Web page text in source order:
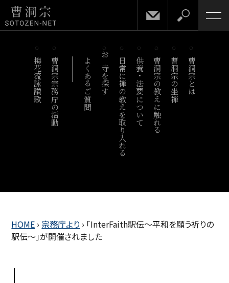
梅花流詠讃歌 曹洞宗宗務庁の活動 よくあるご質問 お寺を探す 日常に禅の教えを取り入れる供養・法要について曹洞宗の教えに触れる 曹洞宗の坐禅 曹洞宗とは
HOME › 宗務庁より › 「InterFaith駅伝～平和を願う祈りの
駅伝～」が開催されました